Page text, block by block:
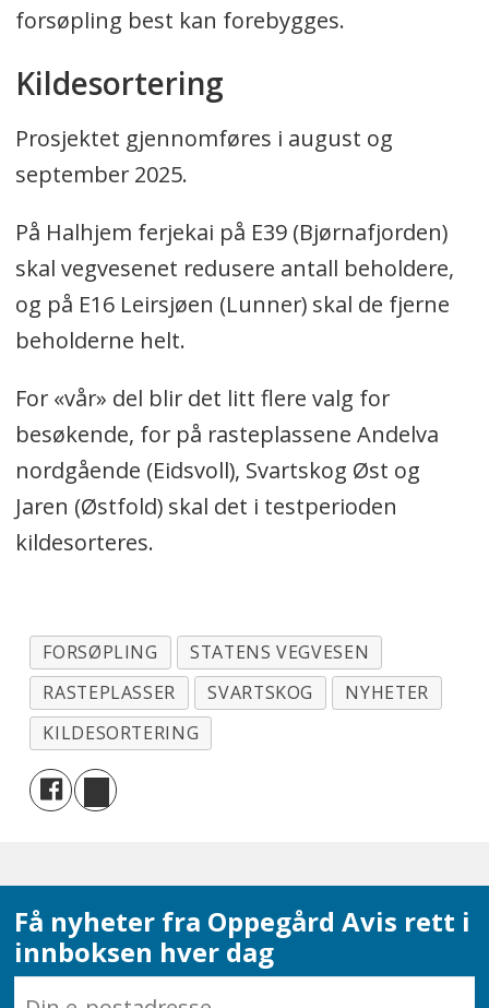
forsøpling best kan forebygges.
Kildesortering
Prosjektet gjennomføres i august og
september 2025.
På Halhjem ferjekai på E39 (Bjørnafjorden)
skal vegvesenet redusere antall beholdere,
og på E16 Leirsjøen (Lunner) skal de fjerne
beholderne helt.
For «vår» del blir det litt flere valg for
besøkende, for på rasteplassene Andelva
nordgående (Eidsvoll), Svartskog Øst og
Jaren (Østfold) skal det i testperioden
kildesorteres.
FORSØPLING
STATENS VEGVESEN
RASTEPLASSER
SVARTSKOG
NYHETER
KILDESORTERING
Få nyheter fra Oppegård Avis rett i
innboksen hver dag